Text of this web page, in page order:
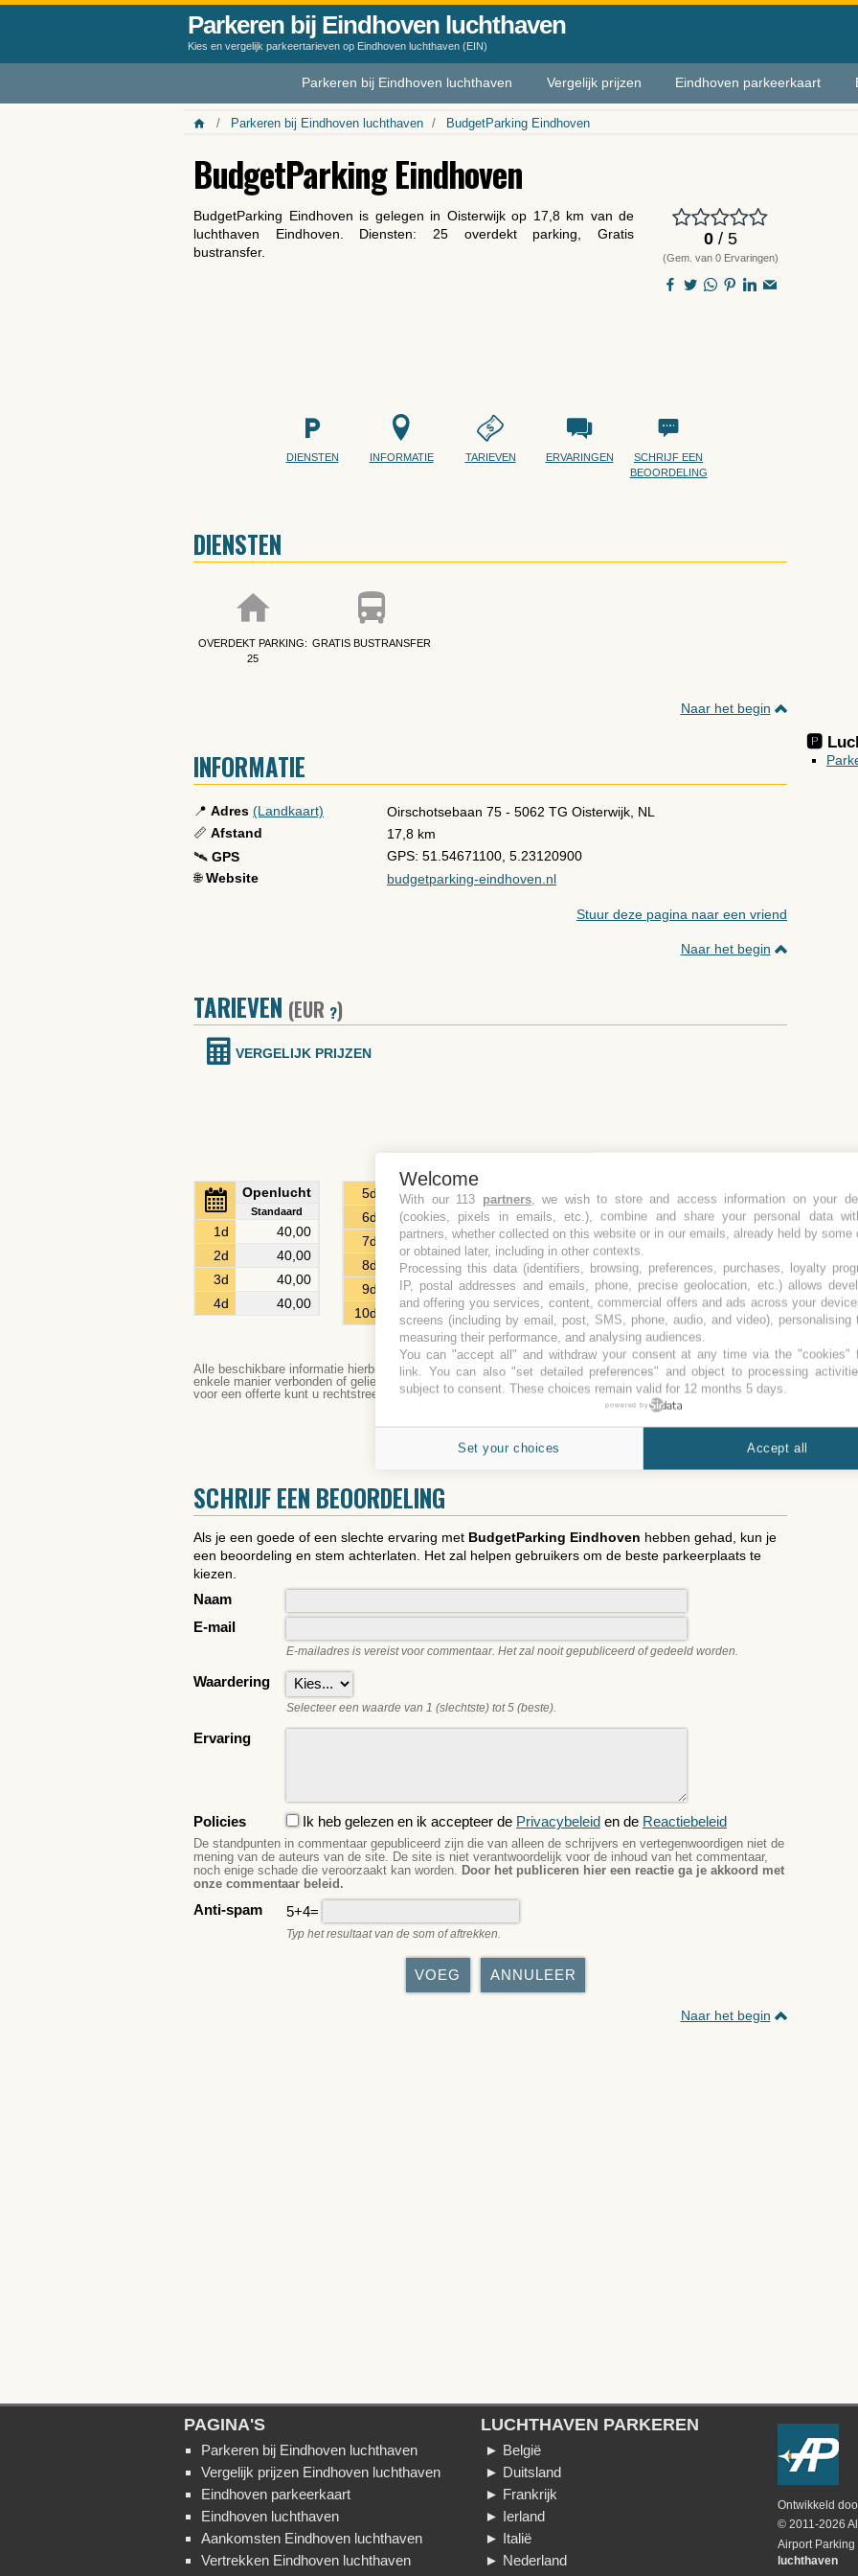
Parkeren bij Eindhoven luchthaven
Kies en vergelijk parkeertarieven op Eindhoven luchthaven (EIN)
Parkeren bij Eindhoven luchthaven Vergelijk prijzen Eindhoven parkeerkaart
Parkeren bij Eindhoven luchthaven BudgetParking Eindhoven
BudgetParking Eindhoven
BudgetParking Eindhoven is gelegen in Oisterwijk op 17,8 km van de
luchthaven Eindhoven. Diensten: 25 overdekt parking, Gratis
bustransfer.
0/ 5
(Gem. van 0 Ervaringen)
DIENSTEN INFORMATIE TARIEVEN ERVARINGEN
SCHRIJF EEN
BEOORDELING
DIENSTEN
OVERDEKT PARKING:
25
GRATIS BUSTRANSFER
Naar het begin
INFORMATIE
📍 Adres (Landkaart) Oirschotsebaan 75 - 5062 TG Oisterwijk NL
📏 Afstand
17,8 km
🛰️ GPS
GPS: 51.54671100, 5.23120900
🌐Website budgetparking-eindhoven.nl
Stuur deze pagina naar een vriend
Naar het begin
TARIEVEN (EUR ?)
VERGELIJK PRIJZEN
Openlucht
Standaard
1d
40,00
2d
40,00
3d
40,00
4d
40,00
5d
42,50
6d
45,00
7d
47,50
8d
50,00
9d
52,00
10d
11d
56,00
12d
58,00
13d
60,00
14d
62,00
15d
64,00
16d
66,00
17d
68,00
18d
70,00
19d
72,00
20d
74,00
Extra
2,00
Verkeerde tarieven? Alstublieft, meld het!
Alle beschikbare informatie hierbij ingediend openbaar is en afkomstig van websites. Deze site is op geen
enkele manier verbonden of gelieerd aan de parking. Voor meer informatie over de aangeboden diensten of
voor een offerte kunt u rechtstreeks contact opnemen met de parkeren.
SCHRIJF EEN BEOORDELING
Als je een goede of een slechte ervaring met BudgetParking Eindhoven hebben gehad, kun je
een beoordeling en stem achterlaten. Het zal helpen gebruikers om de beste parkeerplaats te
kiezen.
Naam
E-mail
E-mailadres is vereist voor commentaar. Het zal nooit gepubliceerd of gedeeld worden.
Waardering
Selecteer een waarde van 1 (slechtste) tot 5 (beste).
Ervaring
Policies Ik heb gelezen en ik accepteer de Privacybeleid en de Reactiebeleid
De standpunten in commentaar gepubliceerd zijn die van alleen de schrijvers en vertegenwoordigen niet de
mening van de auteurs van de site. De site is niet verantwoordelijk voor de inhoud van het commentaar,
noch enige schade die veroorzaakt kan worden.
Door het publiceren hier een reactie ga je akkoord met
onze commentaar beleid.
Anti-spam 5+4=
Typ het resultaat van de som of aftrekken.
Naar het begin
🅿️
PAGINA'S
Parkeren bij Eindhoven luchthaven
Vergelijk prijzen Eindhoven luchthaven
Eindhoven parkeerkaart
Eindhoven luchthaven
Aankomsten Eindhoven luchthaven
Vertrekken Eindhoven luchthaven
LUCHTHAVEN PARKEREN
► België
► Duitsland
► Frankrijk
► Ierland
► Italië
► Nederland
Ontwikkeld
© 2011-2026
Airport Parking
luchthaven
Welcome
With our 113 partners, we wish to store and access information on your
(cookies, pixels in emails, etc.), combine and share your personal data
partners, whether collected on this website or in our emails, already held by some
or obtained later, including in other contexts.
Processing this data (identifiers, browsing, preferences, purchases, loyalty
IP, postal addresses and emails, phone, precise geolocation, etc.) allows
and offering you services, content, commercial offers and ads across your
screens (including by email, post, SMS, phone, audio, and video), personalising
measuring their performance, and analysing audiences.
You can "accept all" and withdraw your consent at any time via the "cookies"
link. You can also "set detailed preferences" and object to processing
subject to consent. These choices remain valid for 12 months 5 days.
powered by
Set your choices Accept all